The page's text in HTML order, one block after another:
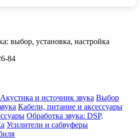
выбор, установка, настройка
84
Акустика и источник звука Выбор
Кабели, питание и аксессуары
Обработка звука: DSP,
Усилители и сабвуферы